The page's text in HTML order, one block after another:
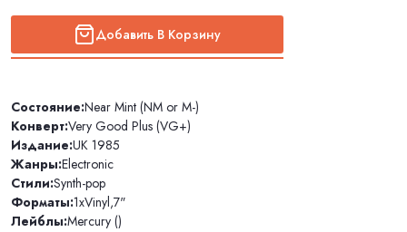
Добавить В Корзину
Состояние:Near Mint (NM or M-)
Конверт:Very Good Plus (VG+)
Издание:UK 1985
Жанры:Electronic
Стили:Synth-pop
Форматы:1xVinyl,7"
Лейблы:Mercury ()